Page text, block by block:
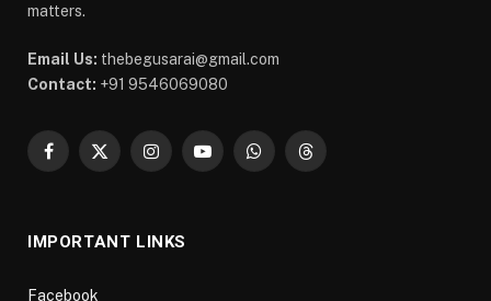
matters.
Email Us: thebegusarai@gmail.com
Contact: +91 9546069080
Facebook
X
InstagramYouTubeWhatsAppThreads
IMPORTANT LINKS
Facebook